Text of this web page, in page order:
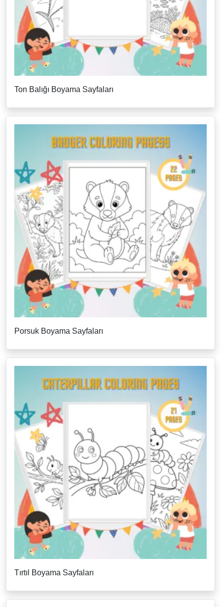
Ton Balığı Boyama Sayfaları
Porsuk Boyama Sayfaları
Tırtıl Boyama Sayfaları